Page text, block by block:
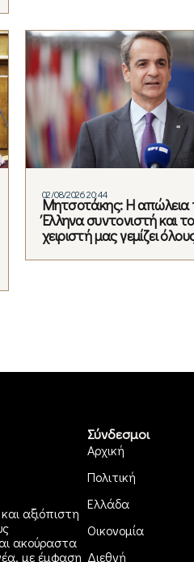
02/08/2026 20:44
Μητσοτάκης: Η απώλεια
Έλληνα συντονιστή και
χειριστή μας γεμίζει
αξιόπιστη
ακούραστα
με έμφαση
Σύνδεσμοι
Αρχική
Πολιτική
Ελλάδα
Οικονομία
Διεθνή